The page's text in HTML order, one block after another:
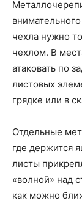
чехла нужно
чехлом. В
атаковать по
листовых
грядке или в
Отдельные
где держится
листы
«волной» над
как можно